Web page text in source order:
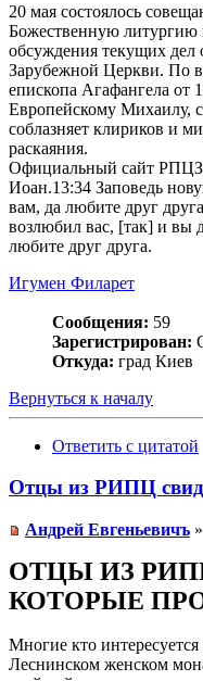
20 мая состоялось
Божественную литургию
обсуждения текущих дел
Зарубежной Церкви. По
епископа Агафангела от
Европейскому Михаилу,
соблазняет клириков и
раскаяния.
Официальный сайт РПЦЗ
Иоан.13:34 Заповедь
вам, да любите друг
возлюбил вас, [так] и вы
любите друг друга.
Игумен Филарет
Сообщения: 59
Зарегистрирован:
Откуда: град Киев
Вернуться к началу
Ответить с цитатой
Отцы из РИПЦ
Андрей Евгеньевичъ
ОТЦЫ ИЗ
КОТОРЫЕ
Многие кто
Леснинском женском